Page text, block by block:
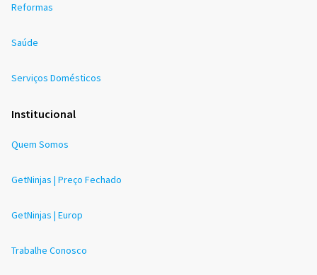
Reformas
Saúde
Serviços Domésticos
Institucional
Quem Somos
GetNinjas | Preço Fechado
GetNinjas | Europ
Trabalhe Conosco